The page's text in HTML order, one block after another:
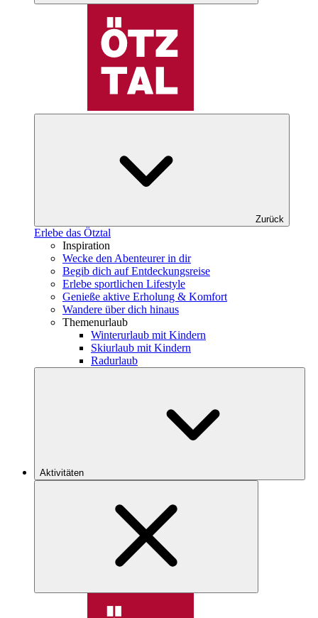
Zurück
Erlebe das Ötztal
Inspiration
Wecke den Abenteurer in dir
Begib dich auf Entdeckungsreise
Erlebe sportlichen Lifestyle
Genieße aktive Erholung & Komfort
Wandere über dich hinaus
Themenurlaub
Winterurlaub mit Kindern
Skiurlaub mit Kindern
Radurlaub
Aktivitäten